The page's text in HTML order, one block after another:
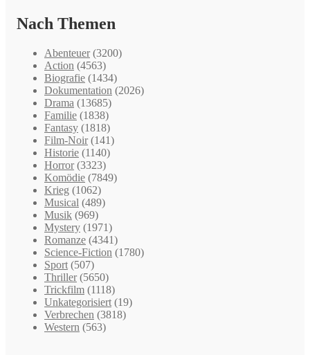
Nach Themen
Abenteuer (3200)
Action (4563)
Biografie (1434)
Dokumentation (2026)
Drama (13685)
Familie (1838)
Fantasy (1818)
Film-Noir (141)
Historie (1140)
Horror (3323)
Komödie (7849)
Krieg (1062)
Musical (489)
Musik (969)
Mystery (1971)
Romanze (4341)
Science-Fiction (1780)
Sport (507)
Thriller (5650)
Trickfilm (1118)
Unkategorisiert (19)
Verbrechen (3818)
Western (563)